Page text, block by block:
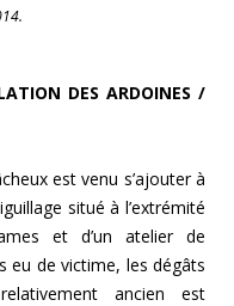
DES ARDOINES /
est venu s’ajouter à
situé à l’extrémité
et d’un atelier de
eu de victime, les dégâts
ancien est